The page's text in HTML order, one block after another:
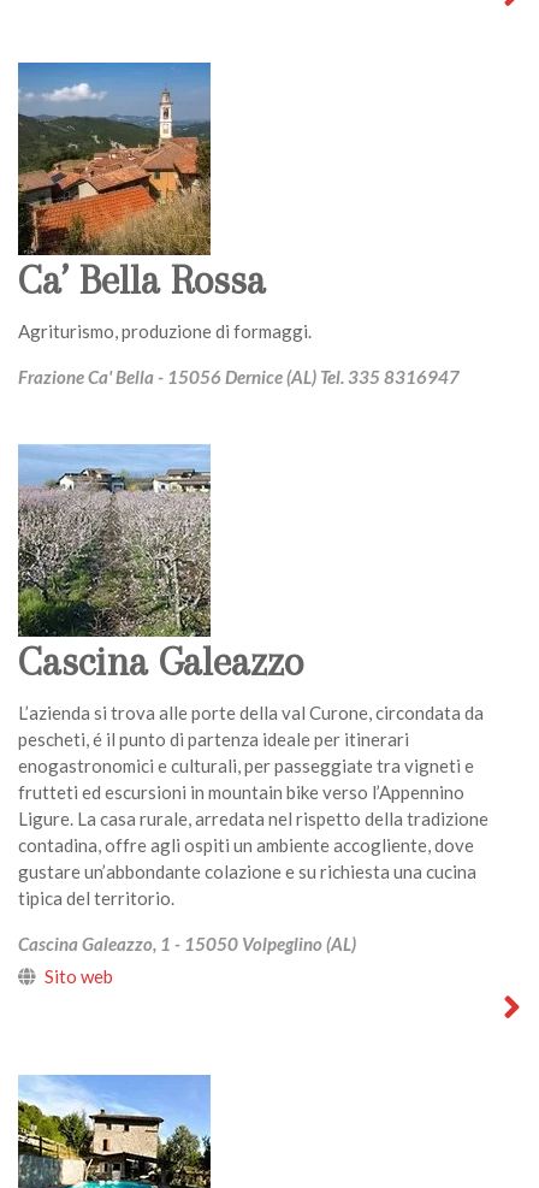
Ca’ Bella Rossa
Agriturismo, produzione di formaggi.
Frazione Ca' Bella - 15056 Dernice (AL) Tel. 335 8316947
Cascina Galeazzo
L’azienda si trova alle porte della val Curone, circondata da
pescheti, é il punto di partenza ideale per itinerari
enogastronomici e culturali, per passeggiate tra vigneti e
frutteti ed escursioni in mountain bike verso l’Appennino
Ligure. La casa rurale, arredata nel rispetto della tradizione
contadina, offre agli ospiti un ambiente accogliente, dove
gustare un’abbondante colazione e su richiesta una cucina
tipica del territorio.
Cascina Galeazzo, 1 - 15050 Volpeglino (AL)
Sito web